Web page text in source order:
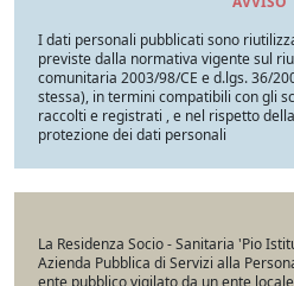
I dati personali pubblicati sono
previste dalla normativa vigente sul
comunitaria 2003/98/CE e d.lgs. 36/
stessa), in termini compatibili con gli
raccolti e registrati , e nel rispetto
protezione dei dati personali
La Residenza Socio - Sanitaria 'Pio
Azienda Pubblica di Servizi alla
ente pubblico vigilato da un ente